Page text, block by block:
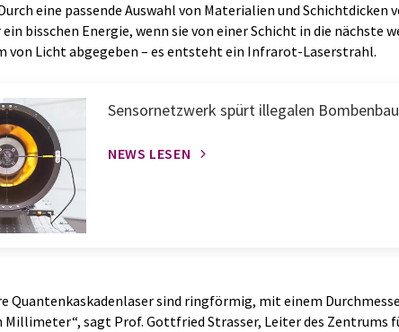
eine passende Auswahl von Materialien und
bisschen Energie, wenn sie von einer Schicht in die nächste
von Licht abgegeben – es entsteht ein Infrarot-Laserstrahl.
Sensornetzwerk spürt illegalen
NEWS LESEN
Quantenkaskadenlaser sind ringförmig, mit einem
Millimeter“, sagt Prof. Gottfried Strasser, Leiter des Zentrums